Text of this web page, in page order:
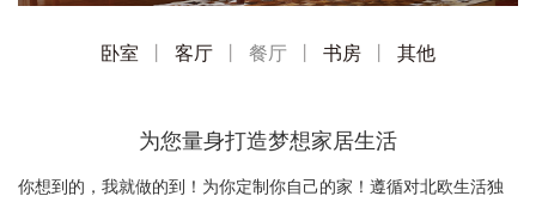
卧室 客厅 餐厅 书房 其他
为您量身打造梦想家居生活
你想到的，我就做的到！为你定制你自己的家！遵循对北欧生活独